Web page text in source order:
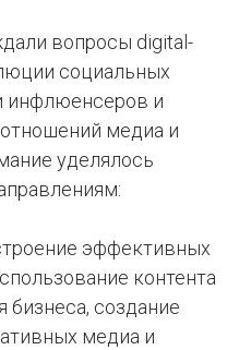
вопросы digital-
социальных
инфлюенсеров и
медиа и
уделялось
эффективных
контента
бизнеса, создание
медиа и